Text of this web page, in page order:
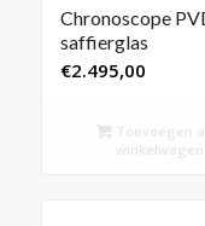
Chronoscope
saffierglas
€2.495,00
Toevoegen
winkelwagen